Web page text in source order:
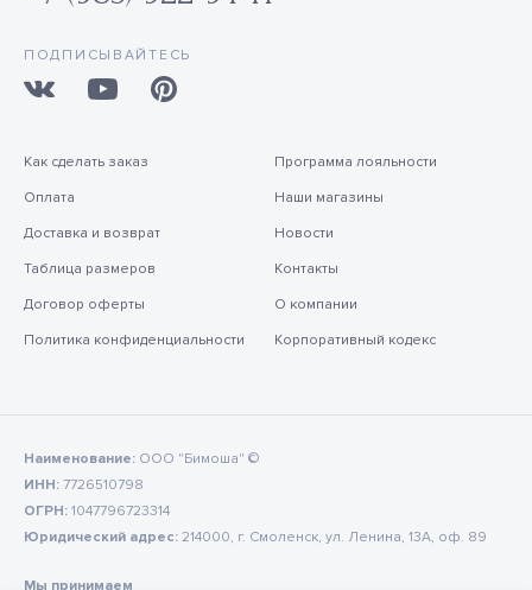
ПОДПИСЫВАЙТЕСЬ
Как сделать заказ
Оплата
Доставка и возврат
Таблица размеров
Договор оферты
Политика конфиденциальности
Программа лояльности
Наши магазины
Новости
Контакты
О компании
Корпоративный кодекс
Наименование: ООО "Бимоша" ©
ИНН: 7726510798
ОГРН: 1047796723314
Юридический адрес: 214000, г. Смоленск, ул. Ленина, 13А, оф. 89
Мы принимаем